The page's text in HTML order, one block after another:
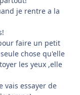
je rentre a la
faire un petit
chose qu'elle
les yeux ,elle
vais essayer de